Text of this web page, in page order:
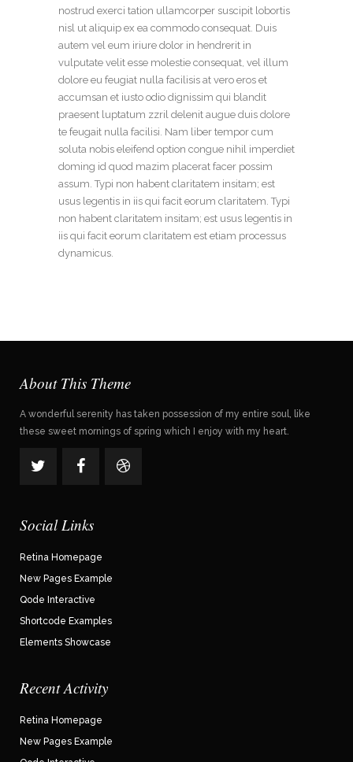
nostrud exerci tation ullamcorper suscipit lobortis
nisl ut aliquip ex ea commodo consequat. Duis
autem vel eum iriure dolor in hendrerit in
vulputate velit esse molestie consequat, vel illum
dolore eu feugiat nulla facilisis at vero eros et
accumsan et iusto odio dignissim qui blandit
praesent luptatum zzril delenit augue duis dolore
te feugait nulla facilisi. Nam liber tempor cum
soluta nobis eleifend option congue nihil imperdiet
doming id quod mazim placerat facer possim
assum. Typi non habent claritatem insitam; est
usus legentis in iis qui facit eorum claritatem. Typi
non habent claritatem insitam; est usus legentis in
iis qui facit eorum claritatem est etiam processus
dynamicus.
About This Theme
A wonderful serenity has taken possession of my entire soul, like
these sweet mornings of spring which I enjoy with my heart.
Social Links
Retina Homepage
New Pages Example
Qode Interactive
Shortcode Examples
Elements Showcase
Recent Activity
Retina Homepage
New Pages Example